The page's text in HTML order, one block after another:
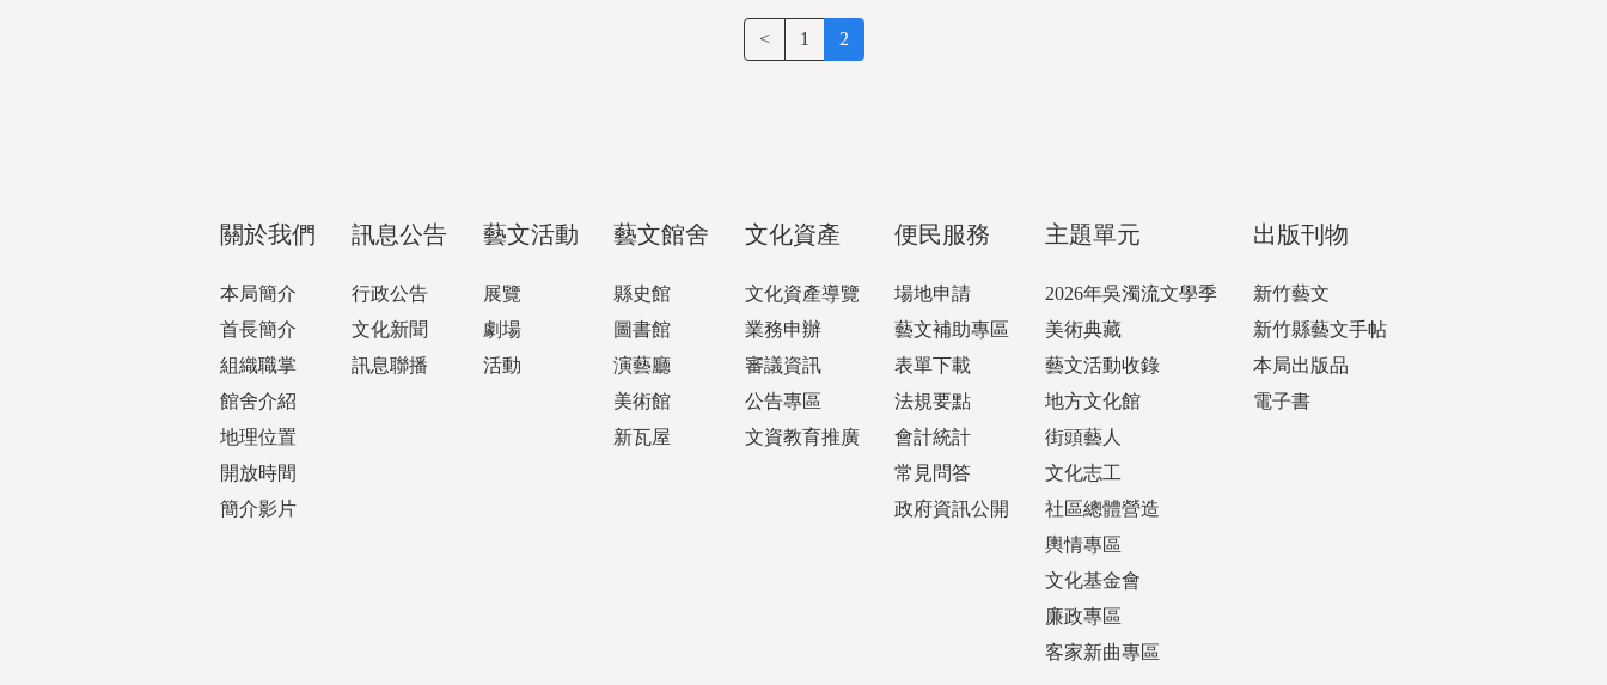
< 1 2
關於我們
本局簡介
首長簡介
組織職掌
館舍介紹
地理位置
開放時間
簡介影片
訊息公告
行政公告
文化新聞
訊息聯播
藝文活動
展覽
劇場
活動
藝文館舍
縣史館
圖書館
演藝廳
美術館
新瓦屋
文化資產
文化資產導覽
業務申辦
審議資訊
公告專區
文資教育推廣
便民服務
場地申請
藝文補助專區
表單下載
法規要點
會計統計
常見問答
政府資訊公開
主題單元
2026年吳濁流文學季
美術典藏
藝文活動收錄
地方文化館
街頭藝人
文化志工
社區總體營造
輿情專區
文化基金會
廉政專區
客家新曲專區
出版刊物
新竹藝文
新竹縣藝文手帖
本局出版品
電子書